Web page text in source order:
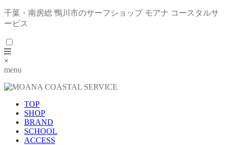
千葉・南房総 鴨川市のサーフショップ モアナ コースタルサ
ービス
×
menu
TOP
SHOP
BRAND
SCHOOL
ACCESS